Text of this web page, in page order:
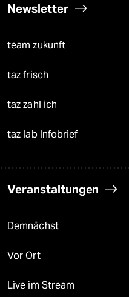
Newsletter
team zukunft
taz frisch
taz zahl ich
taz lab Infobrief
Veranstaltungen
Demnächst
Vor Ort
Live im Stream